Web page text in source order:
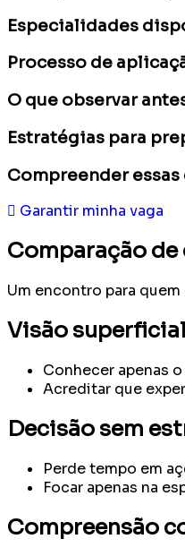
Especialidades
Processo de
O que observar
Estratégias para
Compreender
Garantir minha vaga
Comparação
Um encontro para
Visão
Conhecer apenas
Acreditar que
Decisão sem
Perde tempo em
Focar apenas na
Compreensão